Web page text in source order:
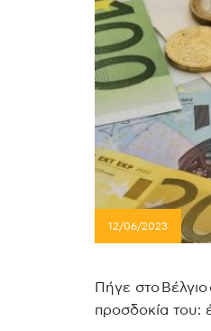
12/06/2023
Πήγε στο
προσδοκία του: